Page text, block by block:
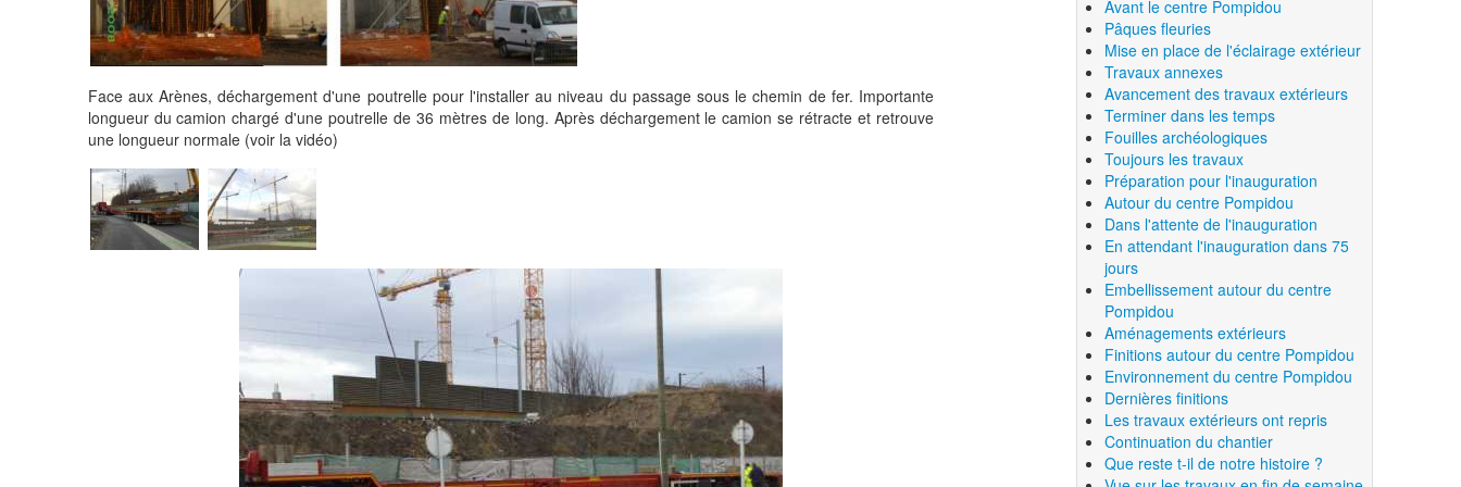
Face aux Arènes, déchargement d'une poutrelle pour l'installer au niveau du passage sous le chemin de fer. Importante
longueur du camion chargé d'une poutrelle de 36 mètres de long. Après déchargement le camion se rétracte et retrouve
une longueur normale (voir la vidéo)
Avant le centre Pompidou
Pâques fleuries
Mise en place de l'éclairage extérieur
Travaux annexes
Avancement des travaux extérieurs
Terminer dans les temps
Fouilles archéologiques
Toujours les travaux
Préparation pour l'inauguration
Autour du centre Pompidou
Dans l'attente de l'inauguration
En attendant l'inauguration dans 75
jours
Embellissement autour du centre
Pompidou
Aménagements extérieurs
Finitions autour du centre Pompidou
Environnement du centre Pompidou
Dernières finitions
Les travaux extérieurs ont repris
Continuation du chantier
Que reste t-il de notre histoire ?